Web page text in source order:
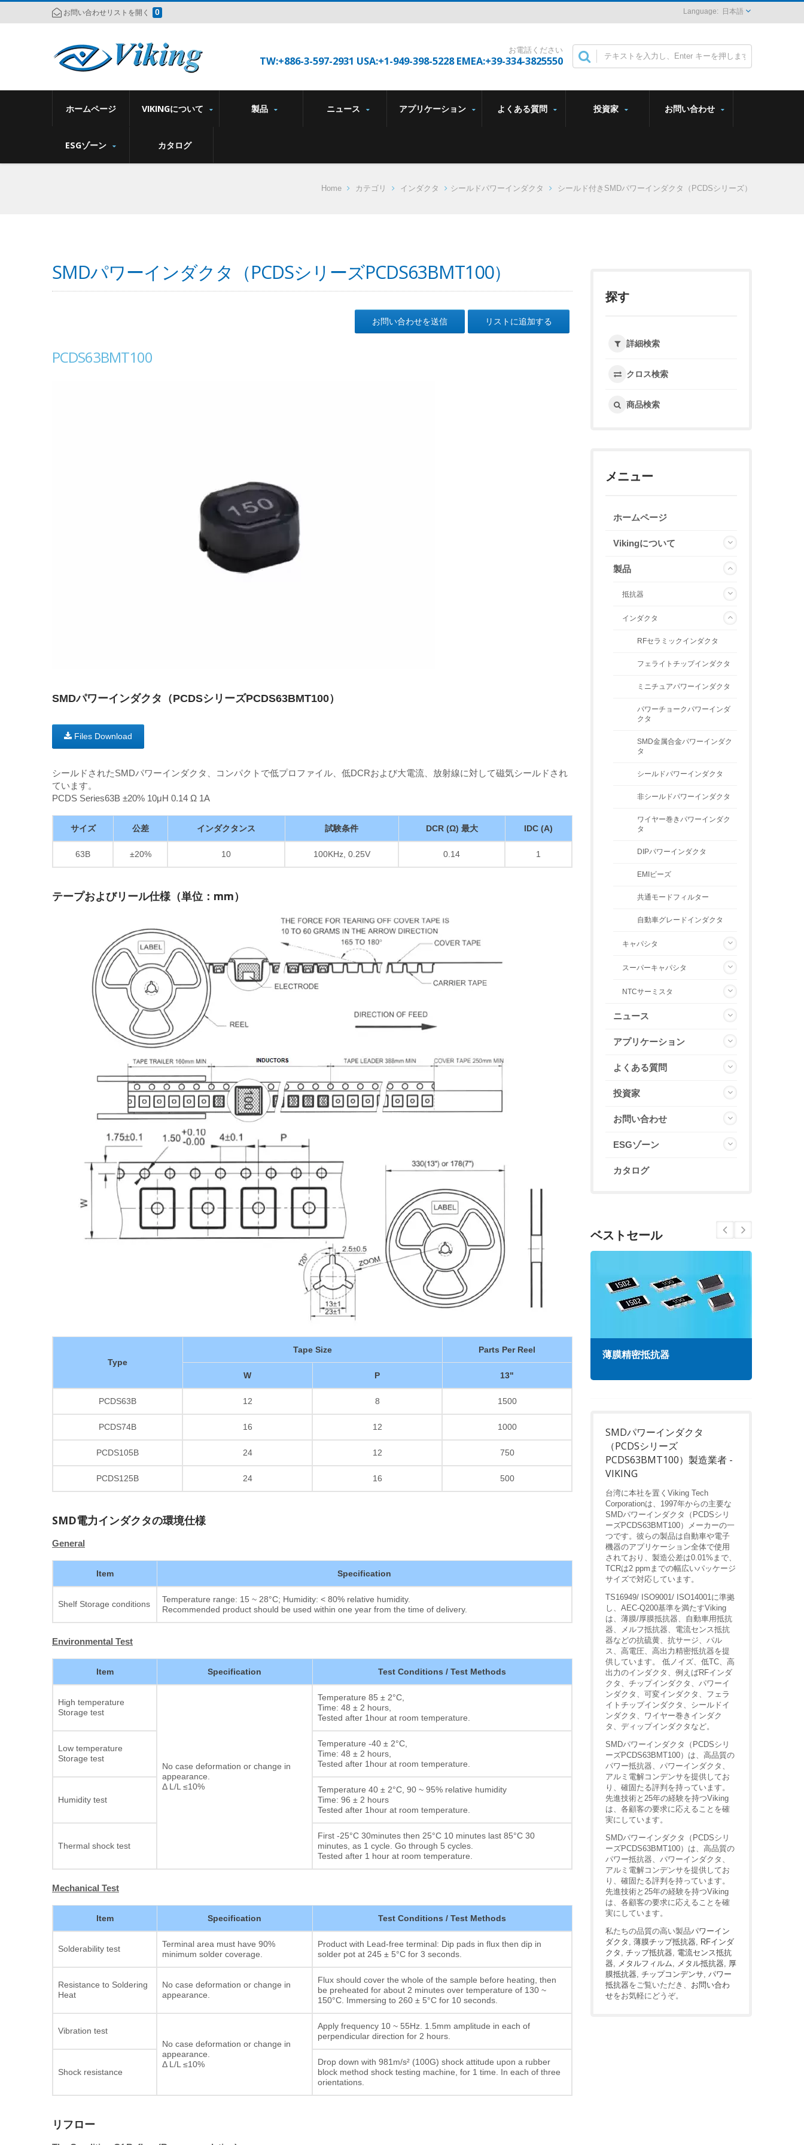
お問い合わせリストを開く 0 日本語
お電話ください
TW:+886-3-597-2931 USA:+1-949-398-5228 EMEA:+39-334-3825550
ホームページ VIKINGについて 製品 ニュース アプリケーション よくある質問 投資家 お問い合わせ
ESGゾーン カタログ
Home カテゴリ インダクタ シールドパワーインダクタ シールド付きSMDパワーインダクタ（PCDSシリーズ）
SMDパワーインダクタ（PCDSシリーズPCDS63BMT100）
お問い合わせを送信 リストに追加する
PCDS63BMT100
SMDパワーインダクタ（PCDSシリーズPCDS63BMT100）
Files Download
シールドされたSMDパワーインダクタ、コンパクトで低プロファイル、低DCRおよび大電流、放射線に対して磁気シールドされ
ています。
PCDS Series63B ±20% 10μH 0.14 Ω 1A
サイズ 公差 インダクタンス 試験条件 DCR (Ω) 最大 IDC (A)
63B ±20% 10 100KHz, 0.25V 0.14 1
テープおよびリール仕様（単位：mm）
Type
Tape Size Parts Per Reel
W P 13"
PCDS63B 12 8 1500
PCDS74B 16 12 1000
PCDS105B 24 12 750
PCDS125B 24 16 500
SMD電力インダクタの環境仕様
General
Item Specification
Shelf Storage conditions
Temperature range: 15 ~ 28°C; Humidity: < 80% relative humidity.
Recommended product should be used within one year from the time of delivery.
Environmental Test
Item Specification Test Conditions / Test Methods
High temperature
Storage test
No case deformation or change in
appearance.
Δ L/L ≤10%
Temperature 85 ± 2°C,
Time: 48 ± 2 hours,
Tested after 1hour at room temperature.
Low temperature
Storage test
Temperature -40 ± 2°C,
Time: 48 ± 2 hours,
Tested after 1hour at room temperature.
Humidity test
Temperature 40 ± 2°C, 90 ~ 95% relative humidity
Time: 96 ± 2 hours
Tested after 1hour at room temperature.
Thermal shock test
First -25°C 30minutes then 25°C 10 minutes last 85°C 30
minutes, as 1 cycle. Go through 5 cycles.
Tested after 1 hour at room temperature.
Mechanical Test
Item Specification Test Conditions / Test Methods
Solderability test
Terminal area must have 90%
minimum solder coverage.
Product with Lead-free terminal: Dip pads in flux then dip in
solder pot at 245 ± 5°C for 3 seconds.
Resistance to Soldering
Heat
No case deformation or change in
appearance.
Flux should cover the whole of the sample before heating, then
be preheated for about 2 minutes over temperature of 130 ~
150°C. Immersing to 260 ± 5°C for 10 seconds.
Vibration test
No case deformation or change in
appearance.
Δ L/L ≤10%
Apply frequency 10 ~ 55Hz. 1.5mm amplitude in each of
perpendicular direction for 2 hours.
Shock resistance
Drop down with 981m/s² (100G) shock attitude upon a rubber
block method shock testing machine, for 1 time. In each of three
orientations.
リフロー
探す
詳細検索
クロス検索
商品検索
メニュー
ホームページ
Vikingについて
製品
抵抗器
インダクタ
RFセラミックインダクタ
フェライトチップインダクタ
ミニチュアパワーインダクタ
パワーチョークパワーインダ
クタ
SMD金属合金パワーインダク
タ
シールドパワーインダクタ
非シールドパワーインダクタ
ワイヤー巻きパワーインダク
タ
DIPパワーインダクタ
EMIビーズ
共通モードフィルター
自動車グレードインダクタ
キャパシタ
スーパーキャパシタ
NTCサーミスタ
ニュース
アプリケーション
よくある質問
投資家
お問い合わせ
ESGゾーン
カタログ
ベストセール
薄膜精密抵抗器
SMDパワーインダクタ
（PCDSシリーズ
PCDS63BMT100）製造業者 -
VIKING
台湾に本社を置くViking Tech
Corporationは、1997年からの主要な
SMDパワーインダクタ（PCDSシリ
ーズPCDS63BMT100）メーカーの一
つです。彼らの製品は自動車や電子
機器のアプリケーション全体で使用
されており、製造公差は0.01%まで、
TCRは2 ppmまでの幅広いパッケージ
サイズで対応しています。
TS16949/ ISO9001/ ISO14001に準拠
し、AEC-Q200基準を満たすViking
は、薄膜/厚膜抵抗器、自動車用抵抗
器、メルフ抵抗器、電流センス抵抗
器などの抗硫黄、抗サージ、パル
ス、高電圧、高出力精密抵抗器を提
供しています。 低ノイズ、低TC、高
出力のインダクタ、例えばRFインダ
クタ、チップインダクタ、パワーイ
ンダクタ、可変インダクタ、フェラ
イトチップインダクタ、シールドイ
ンダクタ、ワイヤー巻きインダク
タ、ディップインダクタなど。
SMDパワーインダクタ（PCDSシリ
ーズPCDS63BMT100）は、高品質の
パワー抵抗器、パワーインダクタ、
アルミ電解コンデンサを提供してお
り、確固たる評判を持っています。
先進技術と25年の経験を持つViking
は、各顧客の要求に応えることを確
実にしています。
SMDパワーインダクタ（PCDSシリ
ーズPCDS63BMT100）は、高品質の
パワー抵抗器、パワーインダクタ、
アルミ電解コンデンサを提供してお
り、確固たる評判を持っています。
先進技術と25年の経験を持つViking
は、各顧客の要求に応えることを確
実にしています。
私たちの品質の高い製品パワーイン
ダクタ , 薄膜チップ抵抗器, RFインダ
クタ , チップ抵抗器, 電流センス抵抗
器, メタルフィルム, メタル抵抗器, 厚
膜抵抗器, チップコンデンサ, パワー
抵抗器をご覧いただき、 お問い合わ
せをお気軽にどうぞ。